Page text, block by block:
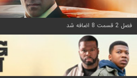
فصل 2 قسمت 8 اضافه شد